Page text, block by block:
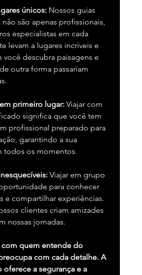
únicos: Nossos guias
são apenas profissionais,
especialistas em cada
levam a lugares incríveis e
você descubra paisagens e
outra forma passariam
primeiro lugar: Viajar com
significa que você tem
profissional preparado para
garantindo a sua
todos os momentos.
Viajar em grupo
para conhecer
e compartilhar experiências.
clientes criam amizades
nossas jornadas.
com quem entende do
com cada detalhe. A
oferece a segurança e a